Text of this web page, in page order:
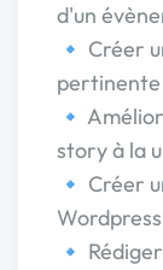
d'un
🔹 Créer
pertinente
🔹
story à la
🔹 Créer
🔹